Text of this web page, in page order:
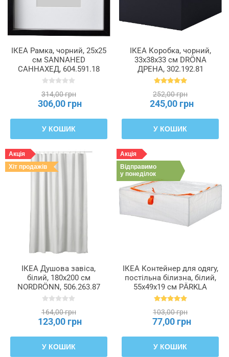
ІКЕА Рамка, чорний, 25x25
см SANNAHED
САННАХЕД, 604.591.18
314,00 грн
306,00 грн
У КОШИК
ІКЕА Коробка, чорний,
33x38x33 см DRÖNA
ДРЕНА, 302.192.81
252,00 грн
245,00 грн
У КОШИК
Акція
Хіт продажів
ІКЕА Душова завіса,
білий, 180x200 см
NORDRÖNN, 506.263.87
164,00 грн
123,00 грн
У КОШИК
Акція
Відправимо
у понеділок
ІКЕА Контейнер для одягу,
постільна білизна, білий,
55x49x19 см PÄRKLA
ПЕРКЛА, 503.953.82
103,00 грн
77,00 грн
У КОШИК